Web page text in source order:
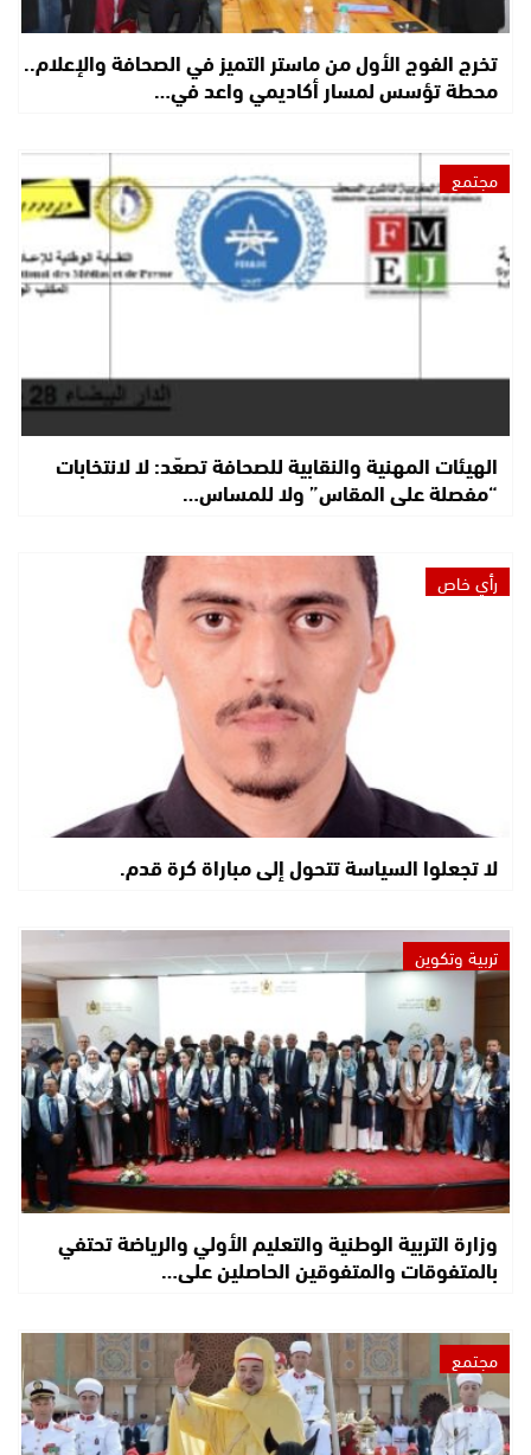
تخرج الفوج الأول من ماستر التميز في الصحافة والإعلام..
محطة تؤسس لمسار أكاديمي واعد في…
مجتمع
الهيئات المهنية والنقابية للصحافة تصعّد: لا لانتخابات
“مفصلة على المقاس” ولا للمساس…
رأي خاص
لا تجعلوا السياسة تتحول إلى مباراة كرة قدم.
تربية وتكوين
وزارة التربية الوطنية والتعليم الأولي والرياضة تحتفي
بالمتفوقات والمتفوقين الحاصلين على…
مجتمع